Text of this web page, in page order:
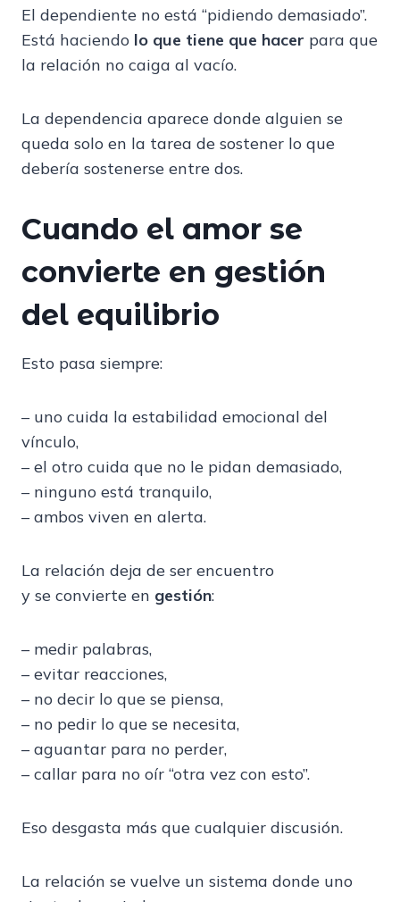
El dependiente no está “pidiendo demasiado”.
Está haciendo lo que tiene que hacer para que
la relación no caiga al vacío.
La dependencia aparece donde alguien se
queda solo en la tarea de sostener lo que
debería sostenerse entre dos.
Cuando el amor se
convierte en gestión
del equilibrio
Esto pasa siempre:
– uno cuida la estabilidad emocional del
vínculo,
– el otro cuida que no le pidan demasiado,
– ninguno está tranquilo,
– ambos viven en alerta.
La relación deja de ser encuentro
y se convierte en gestión:
– medir palabras,
– evitar reacciones,
– no decir lo que se piensa,
– no pedir lo que se necesita,
– aguantar para no perder,
– callar para no oír “otra vez con esto”.
Eso desgasta más que cualquier discusión.
La relación se vuelve un sistema donde uno